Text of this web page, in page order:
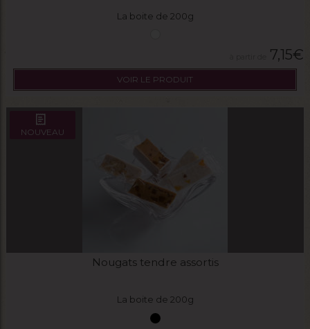
La boite de 200g
7,15€
VOIR LE PRODUIT
NOUVEAU
Nougats tendre assortis
La boite de 200g